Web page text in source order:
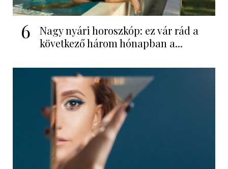
6
Nagy nyári horoszkóp: ez vár rád a
következő három hónapban a...